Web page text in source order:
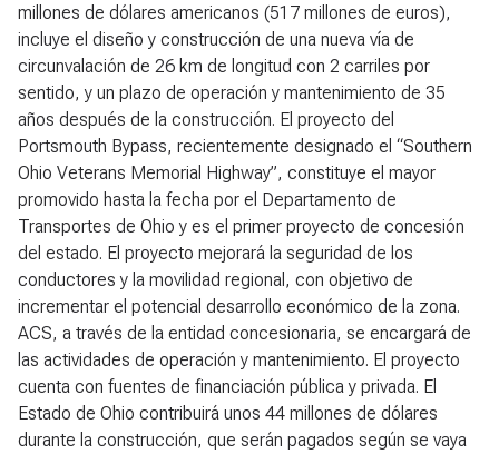
millones de dólares americanos (517 millones de euros),
incluye el diseño y construcción de una nueva vía de
circunvalación de 26 km de longitud con 2 carriles por
sentido, y un plazo de operación y mantenimiento de 35
años después de la construcción. El proyecto del
Portsmouth Bypass, recientemente designado el “Southern
Ohio Veterans Memorial Highway”, constituye el mayor
promovido hasta la fecha por el Departamento de
Transportes de Ohio y es el primer proyecto de concesión
del estado. El proyecto mejorará la seguridad de los
conductores y la movilidad regional, con objetivo de
incrementar el potencial desarrollo económico de la zona.
ACS, a través de la entidad concesionaria, se encargará de
las actividades de operación y mantenimiento. El proyecto
cuenta con fuentes de financiación pública y privada. El
Estado de Ohio contribuirá unos 44 millones de dólares
durante la construcción, que serán pagados según se vaya